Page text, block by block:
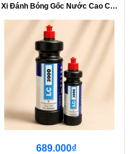
Xi Đánh Bóng Gốc Nước Cao Cấp #NK3000
689.000₫